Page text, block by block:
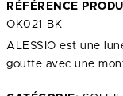
RÉFÉRENCE
OK021-BK
ALESSIO est une
goutte avec une